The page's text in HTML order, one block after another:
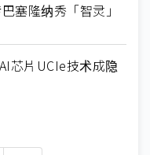
塞隆纳秀「智灵」
芯片UCIe技术成隐